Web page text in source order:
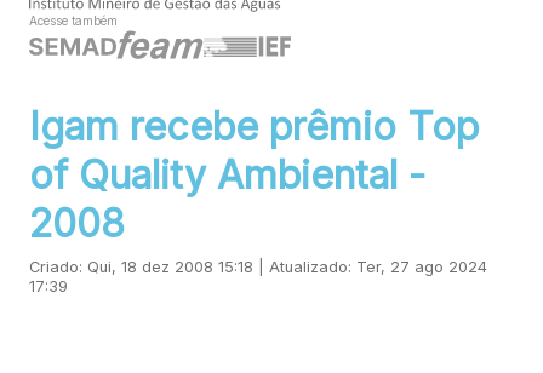
Acesse também
Igam recebe prêmio Top
of Quality Ambiental -
2008
Criado: Qui, 18 dez 2008 15:18 | Atualizado: Ter, 27 ago 2024
17:39